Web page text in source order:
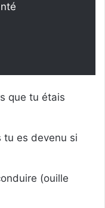
que tu étais
tu es devenu si
(ouille